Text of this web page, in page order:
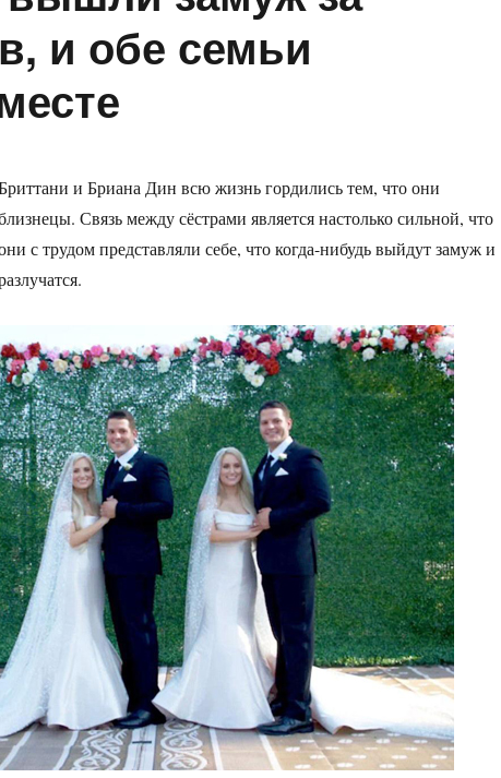
и обе семьи
и Бриана Дин всю жизнь гордились тем, что они
Связь между сёстрами является настолько сильной, что
с трудом представляли себе, что когда-нибудь выйдут замуж и